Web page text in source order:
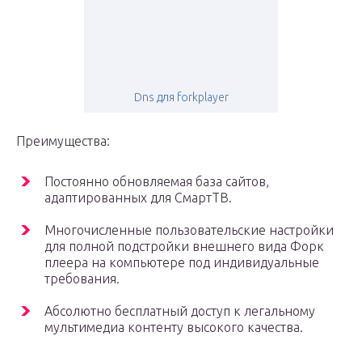
Dns для forkplayer
Преимущества:
Постоянно обновляемая база сайтов,
адаптированных для СмартТВ.
Многочисленные пользовательские настройки
для полной подстройки внешнего вида Форк
плеера на компьютере под индивидуальные
требования.
Абсолютно бесплатный доступ к легальному
мультимедиа контенту высокого качества.